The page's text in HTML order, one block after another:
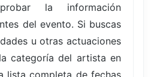
la información
del evento. Si buscas
u otras actuaciones
categoría del artista en
lista completa de fechas